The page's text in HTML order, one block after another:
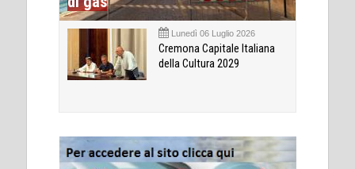
Lunedì 06 Luglio 2026
Cremona Capitale Italiana
della Cultura 2029